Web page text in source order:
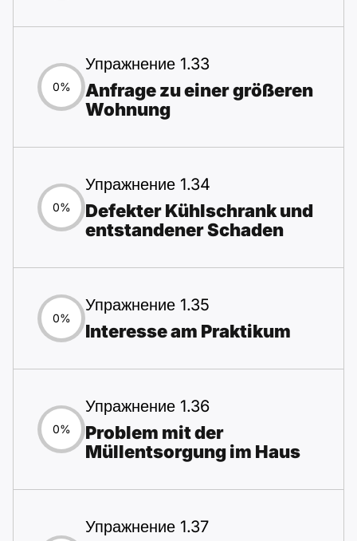
0%
Упражнение 1.33
Anfrage zu einer größeren
Wohnung
0%
Упражнение 1.34
Defekter Kühlschrank und
entstandener Schaden
0%
Упражнение 1.35
Interesse am Praktikum
0%
Упражнение 1.36
Problem mit der
Müllentsorgung im Haus
Упражнение 1.37